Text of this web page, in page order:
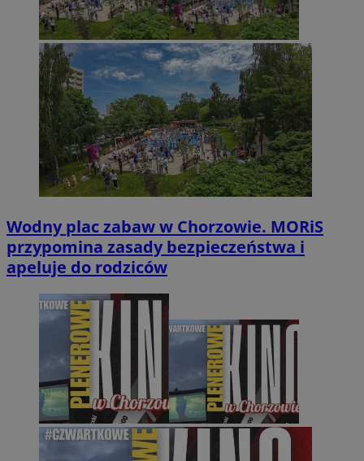
Wodny plac zabaw w Chorzowie. MORiS
przypomina zasady bezpieczeństwa i
apeluje do rodziców